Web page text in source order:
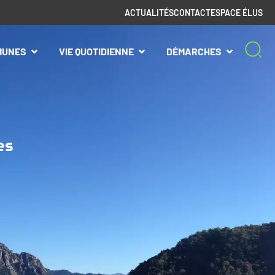
ACTUALITÉSCONTACTESPACE ÉLUS
VIE QUOTIDIENNE DÉMARCHES